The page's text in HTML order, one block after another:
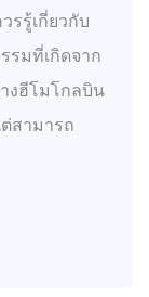
รรู้เกี่ยวกับ
รมที่เกิดจาก
งฮีโมโกลบิน
สามารถ